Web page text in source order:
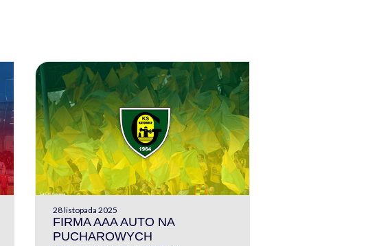
28 listopada 2025
FIRMA AAA AUTO NA
PUCHAROWYCH